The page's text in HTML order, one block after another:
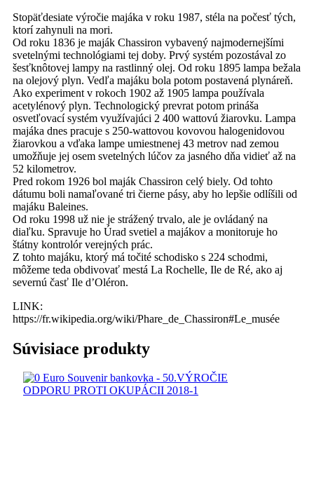
Stopäťdesiate výročie majáka v roku 1987, stéla na počesť tých,
ktorí zahynuli na mori.
Od roku 1836 je maják Chassiron vybavený najmodernejšími
svetelnými technológiami tej doby. Prvý systém pozostával zo
šesťknôtovej lampy na rastlinný olej. Od roku 1895 lampa bežala
na olejový plyn. Vedľa majáku bola potom postavená plynáreň.
Ako experiment v rokoch 1902 až 1905 lampa používala
acetylénový plyn. Technologický prevrat potom prináša
osvetľovací systém využívajúci 2 400 wattovú žiarovku. Lampa
majáka dnes pracuje s 250-wattovou kovovou halogenidovou
žiarovkou a vďaka lampe umiestnenej 43 metrov nad zemou
umožňuje jej osem svetelných lúčov za jasného dňa vidieť až na
52 kilometrov.
Pred rokom 1926 bol maják Chassiron celý biely. Od tohto
dátumu boli namaľované tri čierne pásy, aby ho lepšie odlíšili od
majáku Baleines.
Od roku 1998 už nie je strážený trvalo, ale je ovládaný na
diaľku. Spravuje ho Úrad svetiel a majákov a monitoruje ho
štátny kontrolór verejných prác.
Z tohto majáku, ktorý má točité schodisko s 224 schodmi,
môžeme teda obdivovať mestá La Rochelle, Ile de Ré, ako aj
severnú časť Ile d’Oléron.
LINK:
https://fr.wikipedia.org/wiki/Phare_de_Chassiron#Le_musée
Súvisiace produkty